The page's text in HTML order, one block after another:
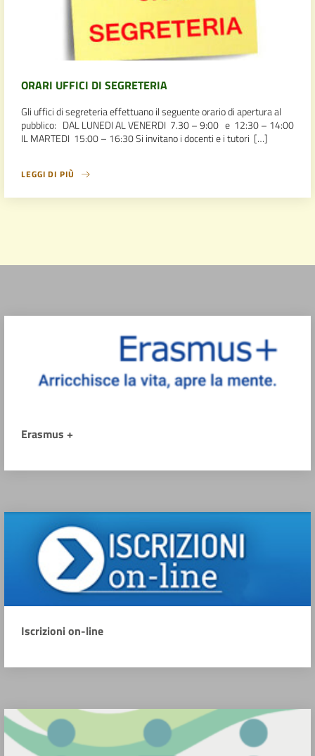
ORARI UFFICI DI SEGRETERIA
Gli uffici di segreteria effettuano il seguente orario di apertura al
pubblico: DAL LUNEDI AL VENERDI 7.30 – 9:00 e 12:30 – 14:00
IL MARTEDI 15:00 – 16:30 Si invitano i docenti e i tutori […]
LEGGI DI PIÙ
Erasmus +
Iscrizioni on-line